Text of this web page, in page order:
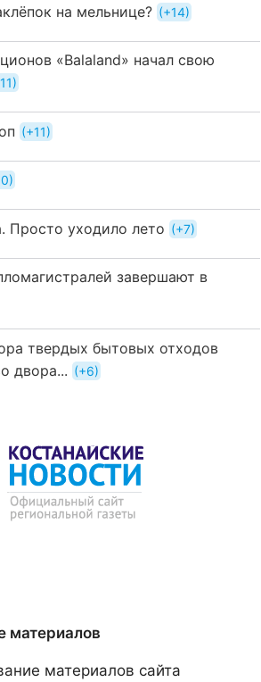
на мельнице? +14
«Balaland» начал свою
+11
Просто уходило лето +7
завершают в
твердых бытовых отходов
двора...
+6
материалов
материалов сайта